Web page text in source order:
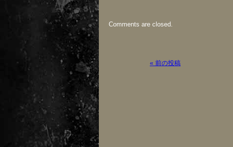
Comments are closed.
« 前の投稿